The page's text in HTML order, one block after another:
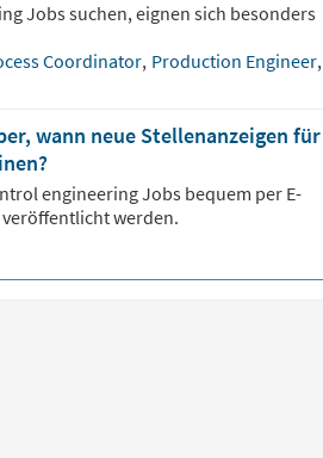
Jobs suchen, eignen sich besonders
Coordinator, Production Engineer,
wann neue Stellenanzeigen für
engineeringJobs bequem per E-
werden.